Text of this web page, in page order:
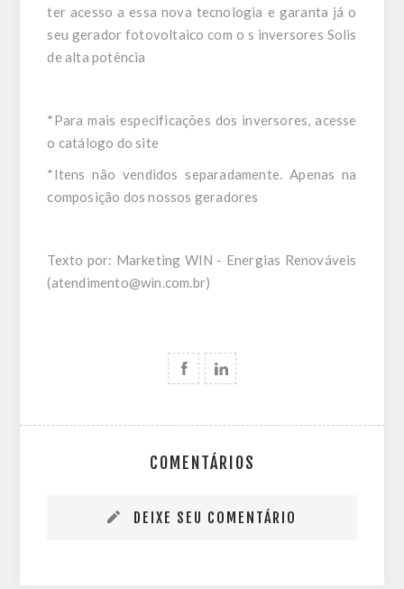
ter acesso a essa nova tecnologia e garanta já o
seu gerador fotovoltaico com o s inversores Solis
de alta potência
*Para mais especificações dos inversores, acesse
o catálogo do site
*Itens não vendidos separadamente. Apenas na
composição dos nossos geradores
Texto por: Marketing WIN - Energias Renováveis
(atendimento@win.com.br)
COMENTÁRIOS
DEIXE SEU COMENTÁRIO